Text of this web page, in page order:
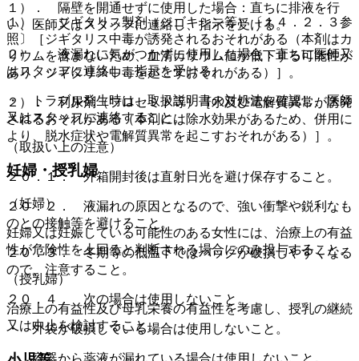
１）． 隔壁を開通せずに使用した場合：直ちに排液を行
い、医師又はスタッフに連絡し、指示を受ける。
２）． 液漏れに気がつかずに使用した場合：直ちに医師又
はスタッフに連絡し、指示を受ける。
・ トラブル発生時は、取扱説明書の対処法を確認し、医師
又はスタッフに連絡すること。
（取扱い上の注意）
２０．１． 外箱開封後は直射日光を避け保存すること。
２０．２． 液漏れの原因となるので、強い衝撃や鋭利なも
のとの接触等を避けること。
２０．３． 冬期等の低温下ではバッグが破損しやすくなる
ので、注意すること。
２０．４． 次の場合は使用しないこと。
・ 外袋が破損している場合は使用しないこと。
１）． ジギタリス製剤（ジゴキシン等）〔１４．２．３参
照〕［ジギタリス中毒が誘発されるおそれがある（本剤はカ
リウムを含まないため、血清カリウム値が低下する可能性が
あり、ジギタリス中毒を起こすおそれがある）］。
２）． 利尿剤（フロセミド等）［水及び電解質異常が誘発
されるおそれがある（本剤には除水効果があるため、併用に
より、脱水症状や電解質異常を起こすおそれがある）］。
妊婦・授乳婦
（妊婦）
妊婦又は妊娠している可能性のある女性には、治療上の有益
性が危険性を上回ると判断される場合にのみ投与すること。
（授乳婦）
治療上の有益性及び母乳栄養の有益性を考慮し、授乳の継続
又は中止を検討すること。